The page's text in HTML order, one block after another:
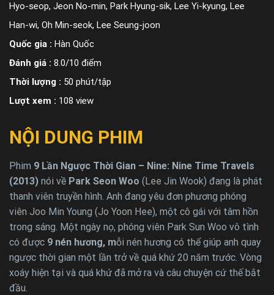
Hyo-seop, Jeon No-min, Park Hyung-sik, Lee Yi-kyung, Lee
Han-wi, Oh Min-seok, Lee Seung-joon
Quốc gia : Hàn Quốc
Đánh giá : 8.0/10 điểm
Thời lượng : 50 phút/tập
Lượt xem : 108 view
NỘI DUNG PHIM
Phim 9 Lần Ngược Thời Gian – Nine: Nine Time Travels
(2013) nói về Park Seon Woo (Lee Jin Wook) đang là phát
thanh viên truyền hình. Anh đang yêu đơn phương phóng
viên Joo Min Young (Jo Yoon Hee), một cô gái với tâm hồn
trong sáng. Một ngày nọ, phóng viên Park Sun Woo vô tình
có được 9 nén hương, mỗi nén hương có thể giúp anh quay
ngược thời gian một lần trở về quá khứ 20 năm trước. Vòng
xoáy hiện tại và quá khứ đã mở ra và câu chuyện cứ thế bắt
đầu.